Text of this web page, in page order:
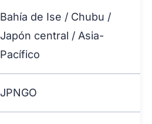
Bahía de Ise / Chubu /
Japón central / Asia-
Pacífico
JPNGO